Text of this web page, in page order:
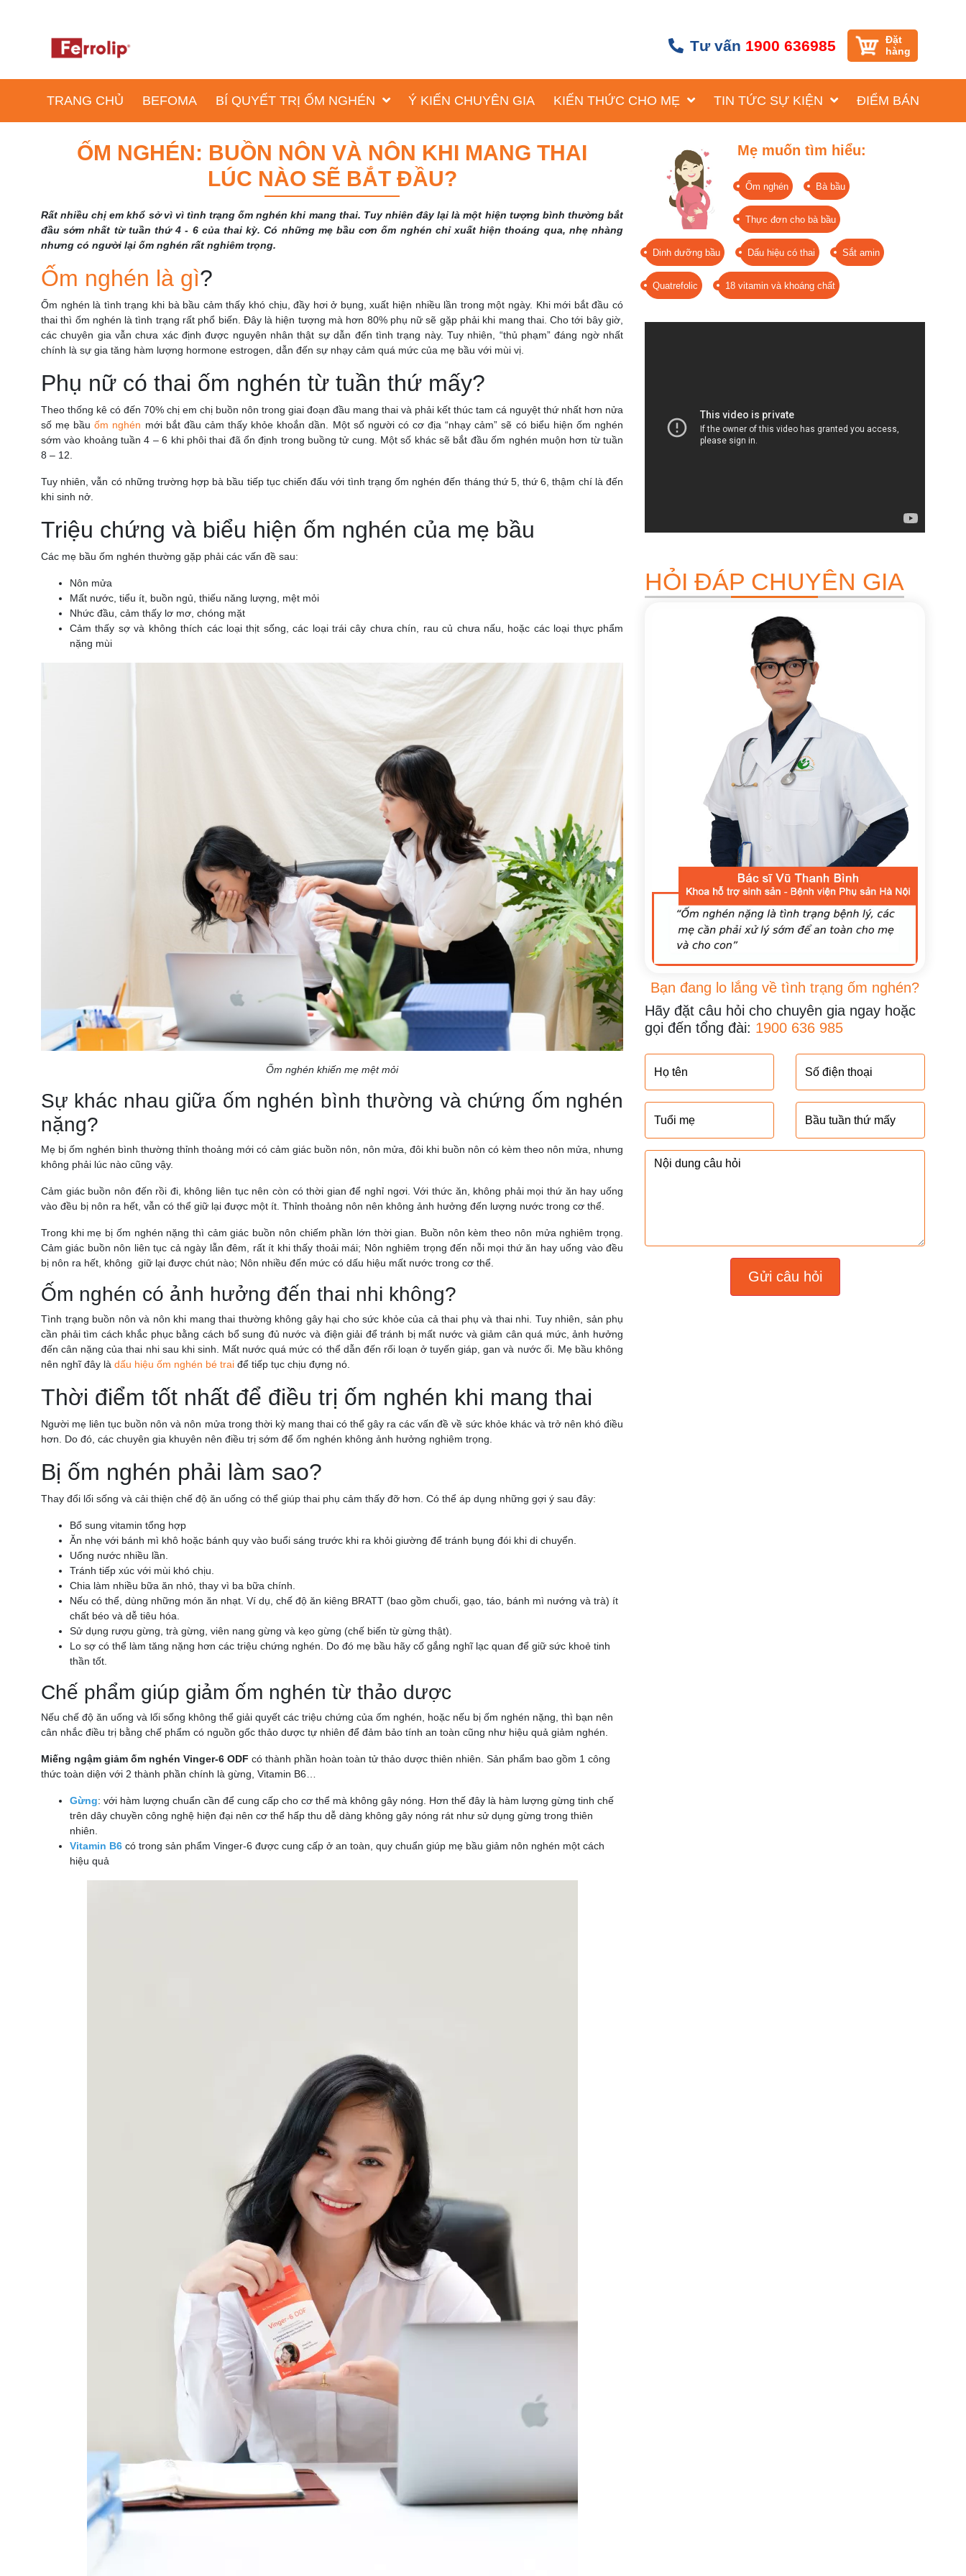
Tư vấn 1900 636985
Đặt
hàng
TRANG CHỦ BEFOMA BÍ QUYẾT TRỊ ỐM NGHÉN Ý KIẾN CHUYÊN GIA KIẾN THỨC CHO MẸ TIN TỨC SỰ KIỆN ĐIỂM BÁN
ỐM NGHÉN: BUỒN NÔN VÀ NÔN KHI MANG THAI
LÚC NÀO SẼ BẮT ĐẦU?
Rất nhiều chị em khổ sở vì vì tình trạng ốm nghén khi mang thai. Tuy nhiên đây lại là một hiện tượng bình thường bắt
đầu sớm nhất từ tuần thứ 4 - 6 của thai kỳ. Có những mẹ bầu cơn ốm nghén chỉ xuất hiện thoáng qua, nhẹ nhàng
nhưng có người lại ốm nghén rất nghiêm trọng.
Ốm nghén là gì?
Ốm nghén là tình trạng khi bà bầu cảm thấy khó chịu, đầy hơi ở bụng, xuất hiện nhiều lần trong một ngày. Khi mới bắt đầu có
thai thì ốm nghén là tình trạng rất phổ biến. Đây là hiện tượng mà hơn 80% phụ nữ sẽ gặp phải khi mang thai. Cho tới bây giờ,
các chuyên gia vẫn chưa xác định được nguyên nhân thật sự dẫn đến tình trạng này. Tuy nhiên, “thủ phạm” đáng ngờ nhất
chính là sự gia tăng hàm lượng hormone estrogen, dẫn đến sự nhạy cảm quá mức của mẹ bầu với mùi vị.
Phụ nữ có thai ốm nghén từ tuần thứ mấy?
Theo thống kê có đến 70% chị em chị buồn nôn trong giai đoạn đầu mang thai và phải kết thúc tam cá nguyệt thứ nhất hơn nửa
số mẹ bầuốm nghén mới bắt đầu cảm thấy khỏe khoắn dần. Một số người có cơ địa “nhạy cảm” sẽ có biểu hiện ốm nghén
sớm vào khoảng tuần 4 – 6 khi phôi thai đã ổn định trong buồng tử cung. Một số khác sẽ bắt đầu ốm nghén muộn hơn từ tuần
8 – 12.
Tuy nhiên, vẫn có những trường hợp bà bầu tiếp tục chiến đấu với tình trạng ốm nghén đến tháng thứ 5, thứ 6, thậm chí là đến
khi sinh nở.
Triệu chứng và biểu hiện ốm nghén của mẹ bầu
Các mẹ bầu ốm nghén thường gặp phải các vấn đề sau:
Nôn mửa
Mất nước, tiểu ít, buồn ngủ, thiếu năng lượng, mệt mỏi
Nhức đầu, cảm thấy lơ mơ, chóng mặt
Cảm thấy sợ và không thích các loại thịt sống, các loại trái cây chưa chín, rau củ chưa nấu, hoặc các loại thực phẩm
nặng mùi
Ốm nghén khiến mẹ mệt mỏi
Sự khác nhau giữa ốm nghén bình thường và chứng ốm nghén
nặng?
Mẹ bị ốm nghén bình thường thỉnh thoảng mới có cảm giác buồn nôn, nôn mửa, đôi khi buồn nôn có kèm theo nôn mửa, nhưng
không phải lúc nào cũng vậy.
Cảm giác buồn nôn đến rồi đi, không liên tục nên còn có thời gian để nghỉ ngơi. Với thức ăn, không phải mọi thứ ăn hay uống
vào đều bị nôn ra hết, vẫn có thể giữ lại được một ít. Thỉnh thoảng nôn nên không ảnh hưởng đến lượng nước trong cơ thể.
Trong khi mẹ bị ốm nghén nặng thì cảm giác buồn nôn chiếm phần lớn thời gian. Buồn nôn kèm theo nôn mửa nghiêm trọng.
Cảm giác buồn nôn liên tục cả ngày lẫn đêm, rất ít khi thấy thoải mái; Nôn nghiêm trọng đến nỗi mọi thứ ăn hay uống vào đều
bị nôn ra hết, không giữ lại được chút nào; Nôn nhiều đến mức có dấu hiệu mất nước trong cơ thể.
Ốm nghén có ảnh hưởng đến thai nhi không?
Tình trạng buồn nôn và nôn khi mang thai thường không gây hại cho sức khỏe của cả thai phụ và thai nhi. Tuy nhiên, sản phụ
cần phải tìm cách khắc phục bằng cách bổ sung đủ nước và điện giải để tránh bị mất nước và giảm cân quá mức, ảnh hưởng
đến cân nặng của thai nhi sau khi sinh. Mất nước quá mức có thể dẫn đến rối loạn ở tuyến giáp, gan và nước ối. Mẹ bầu không
nên nghĩ đây là dấu hiệu ốm nghén bé trai để tiếp tục chịu đựng nó.
Thời điểm tốt nhất để điều trị ốm nghén khi mang thai
Người mẹ liên tục buồn nôn và nôn mửa trong thời kỳ mang thai có thể gây ra các vấn đề về sức khỏe khác và trở nên khó điều
hơn. Do đó, các chuyên gia khuyên nên điều trị sớm để ốm nghén không ảnh hưởng nghiêm trọng.
Bị ốm nghén phải làm sao?
Thay đổi lối sống và cải thiện chế độ ăn uống có thể giúp thai phụ cảm thấy đỡ hơn. Có thể áp dụng những gợi ý sau đây:
Bổ sung vitamin tổng hợp
Ăn nhẹ với bánh mì khô hoặc bánh quy vào buổi sáng trước khi ra khỏi giường để tránh bụng đói khi di chuyển.
Uống nước nhiều lần.
Tránh tiếp xúc với mùi khó chịu.
Chia làm nhiều bữa ăn nhỏ, thay vì ba bữa chính.
Nếu có thể, dùng những món ăn nhạt. Ví dụ, chế độ ăn kiêng BRATT (bao gồm chuối, gạo, táo, bánh mì nướng và trà) ít
chất béo và dễ tiêu hóa.
Sử dụng rượu gừng, trà gừng, viên nang gừng và kẹo gừng (chế biến từ gừng thật).
Lo sợ có thể làm tăng nặng hơn các triệu chứng nghén. Do đó mẹ bầu hãy cố gắng nghĩ lạc quan để giữ sức khoẻ tinh
thần tốt.
Chế phẩm giúp giảm ốm nghén từ thảo dược
Nếu chế độ ăn uống và lối sống không thể giải quyết các triệu chứng của ốm nghén, hoặc nếu bị ốm nghén nặng, thì bạn nên
cân nhắc điều trị bằng chế phẩm có nguồn gốc thảo dược tự nhiên để đảm bảo tính an toàn cũng như hiệu quả giảm nghén.
Miếng ngậm giảm ốm nghén Vinger-6 ODF có thành phần hoàn toàn tử thảo dược thiên nhiên. Sản phẩm bao gồm 1 công
thức toàn diện với 2 thành phần chính là gừng, Vitamin B6…
Gừng: với hàm lượng chuẩn cần để cung cấp cho cơ thể mà không gây nóng. Hơn thế đây là hàm lượng gừng tinh chế
trên dây chuyền công nghệ hiện đại nên cơ thể hấp thu dễ dàng không gây nóng rát như sử dụng gừng trong thiên
nhiên.
Vitamin B6 có trong sản phẩm Vinger-6 được cung cấp ở an toàn, quy chuẩn giúp mẹ bầu giảm nôn nghén một cách
hiệu quả
Mẹ muốn tìm hiểu:
Ốm nghén Bà bầu
Thực đơn cho bà bầu
Dinh dưỡng bầu Dấu hiệu có thai Sắt amin
Quatrefolic 18 vitamin và khoáng chất
HỎI ĐÁP CHUYÊN GIA
Bạn đang lo lắng về tình trạng ốm nghén?
Hãy đặt câu hỏi cho chuyên gia ngay hoặc
gọi đến tổng đài: 1900 636 985
Gửi câu hỏi